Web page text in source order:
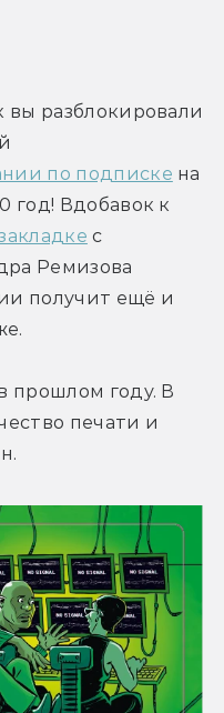
вы разблокировали
по подписке на
год! Вдобавок к
с
Ремизова
получит ещё и
прошлом году. В
печати и